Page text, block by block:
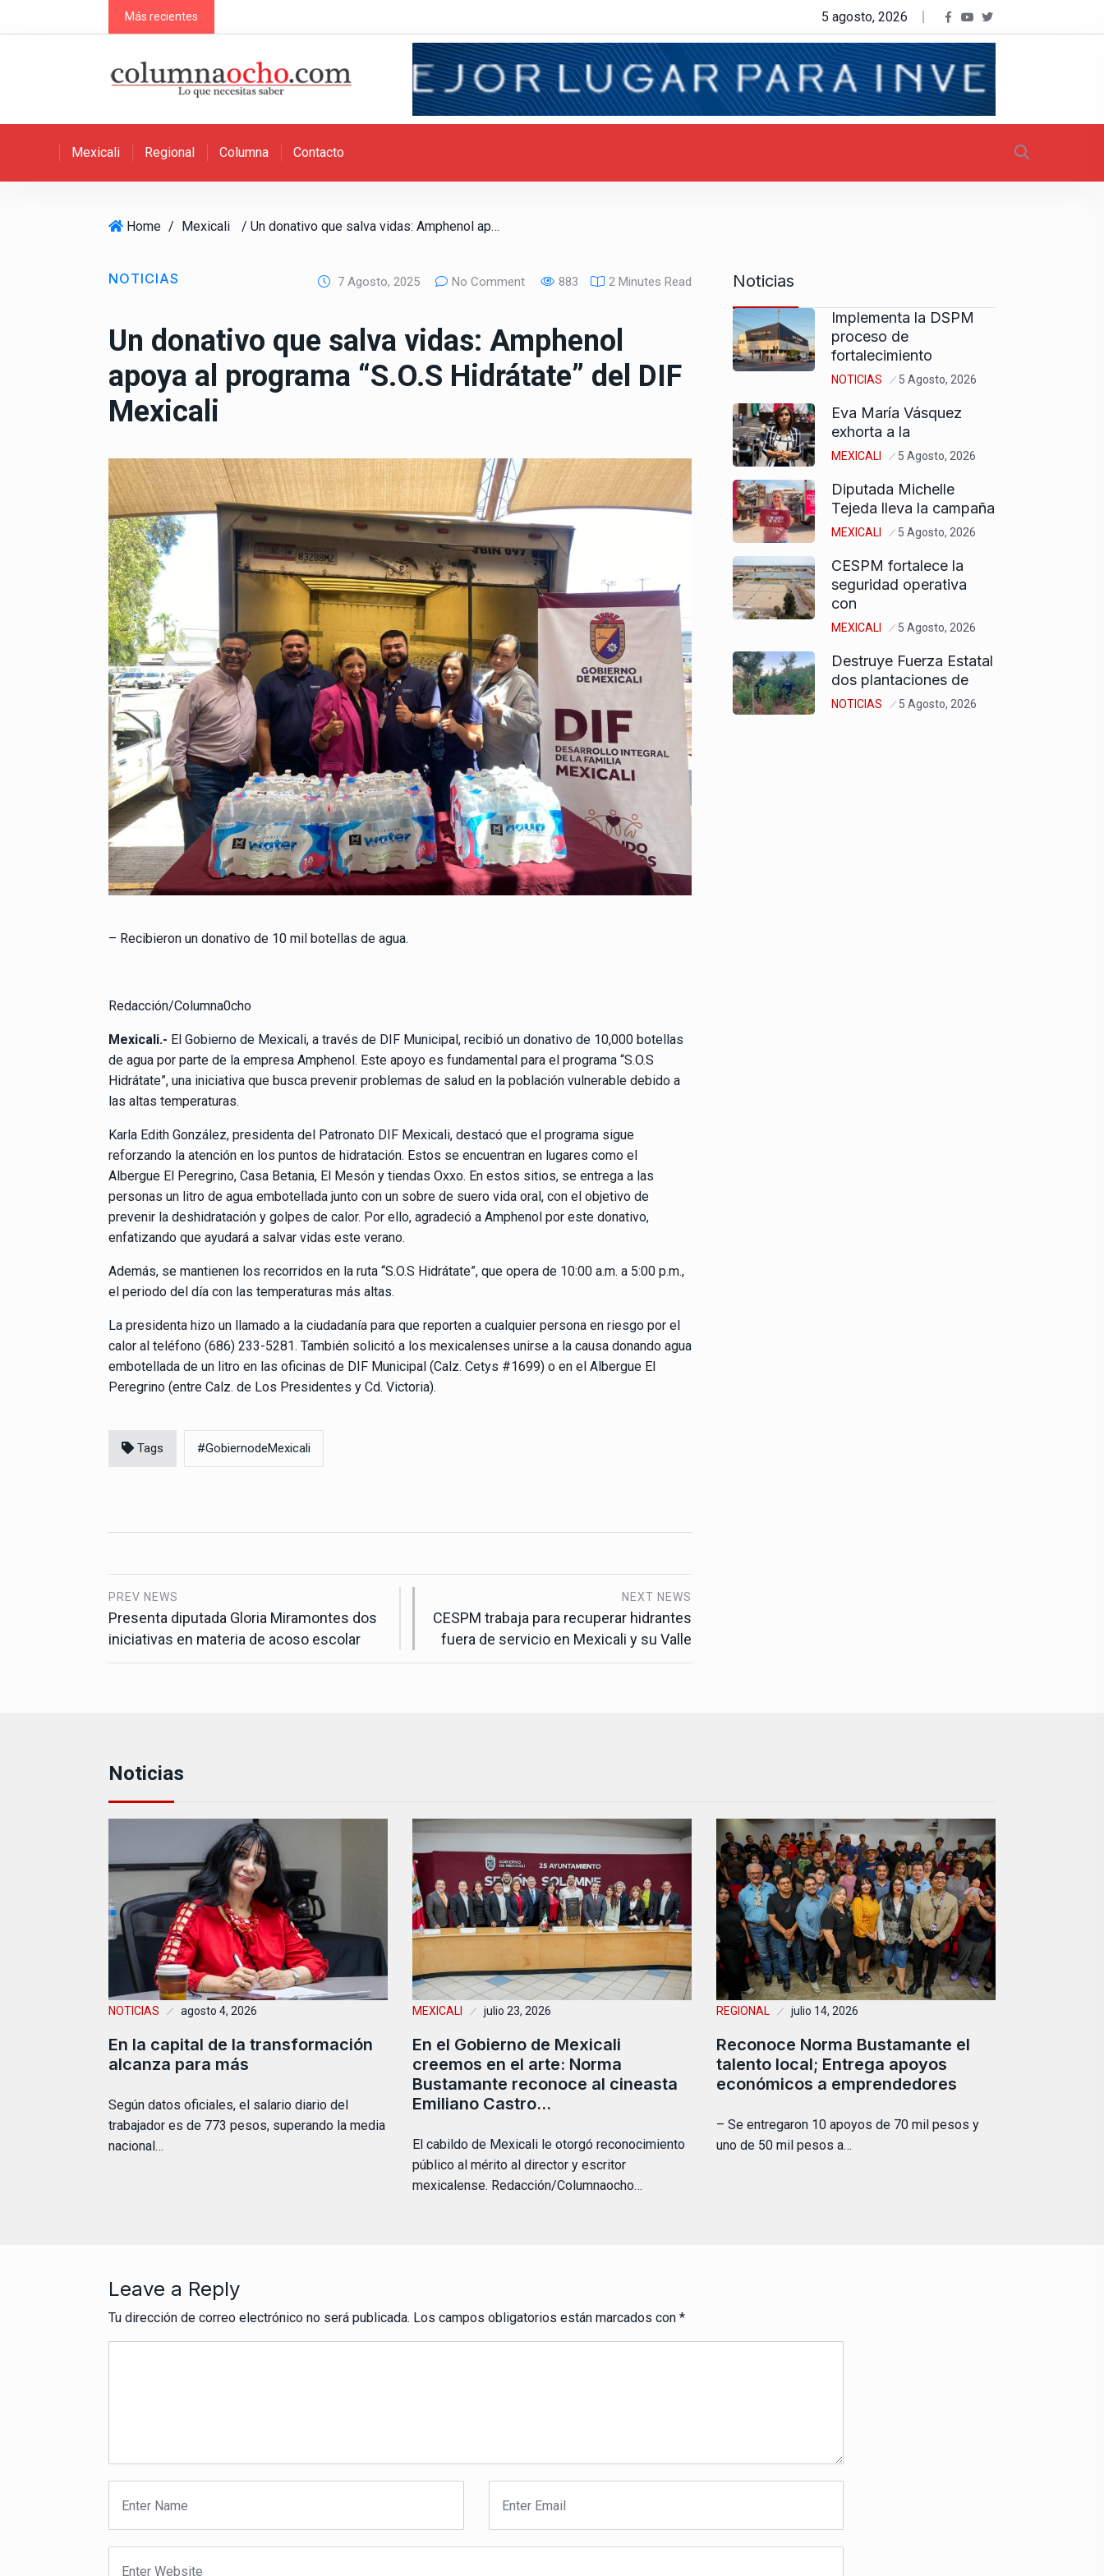
k
Más recientes 5 agosto, 2026
Mexicali Regional Columna Contacto
Home / Mexicali / Un donativo que salva vidas: Amphenol apoya al programa “S.O.S Hidrátate” del DIF Mexicali
NOTICIAS 7 Agosto, 2025 No Comment 883 2 Minutes Read
Un donativo que salva vidas: Amphenol
apoya al programa “S.O.S Hidrátate” del DIF
Mexicali
– Recibieron un donativo de 10 mil botellas de agua.
Redacción/Columna0cho
Mexicali.- El Gobierno de Mexicali, a través de DIF Municipal, recibió un donativo de 10,000 botellas
de agua por parte de la empresa Amphenol. Este apoyo es fundamental para el programa “S.O.S
Hidrátate”, una iniciativa que busca prevenir problemas de salud en la población vulnerable debido a
las altas temperaturas.
Karla Edith González, presidenta del Patronato DIF Mexicali, destacó que el programa sigue
reforzando la atención en los puntos de hidratación. Estos se encuentran en lugares como el
Albergue El Peregrino, Casa Betania, El Mesón y tiendas Oxxo. En estos sitios, se entrega a las
personas un litro de agua embotellada junto con un sobre de suero vida oral, con el objetivo de
prevenir la deshidratación y golpes de calor. Por ello, agradeció a Amphenol por este donativo,
enfatizando que ayudará a salvar vidas este verano.
Además, se mantienen los recorridos en la ruta “S.O.S Hidrátate”, que opera de 10:00 a.m. a 5:00 p.m.,
el periodo del día con las temperaturas más altas.
La presidenta hizo un llamado a la ciudadanía para que reporten a cualquier persona en riesgo por el
calor al teléfono (686) 233-5281. También solicitó a los mexicalenses unirse a la causa donando agua
embotellada de un litro en las oficinas de DIF Municipal (Calz. Cetys #1699) o en el Albergue El
Peregrino (entre Calz. de Los Presidentes y Cd. Victoria).
Tags #GobiernodeMexicali
PREV NEWS
Presenta diputada Gloria Miramontes dos
iniciativas en materia de acoso escolar
NEXT NEWS
CESPM trabaja para recuperar hidrantes
fuera de servicio en Mexicali y su Valle
Noticias
Implementa la DSPM
proceso de
fortalecimiento
NOTICIAS 5 Agosto, 2026
Eva María Vásquez
exhorta a la
MEXICALI 5 Agosto, 2026
Diputada Michelle
Tejeda lleva la campaña
MEXICALI 5 Agosto, 2026
CESPM fortalece la
seguridad operativa
con
MEXICALI 5 Agosto, 2026
Destruye Fuerza Estatal
dos plantaciones de
NOTICIAS 5 Agosto, 2026
Noticias
NOTICIAS agosto 4, 2026
En la capital de la transformación
alcanza para más
Según datos oficiales, el salario diario del
trabajador es de 773 pesos, superando la media
nacional…
MEXICALI julio 23, 2026
En el Gobierno de Mexicali
creemos en el arte: Norma
Bustamante reconoce al cineasta
Emiliano Castro…
El cabildo de Mexicali le otorgó reconocimiento
público al mérito al director y escritor
mexicalense. Redacción/Columnaocho…
REGIONAL julio 14, 2026
Reconoce Norma Bustamante el
talento local; Entrega apoyos
económicos a emprendedores
– Se entregaron 10 apoyos de 70 mil pesos y
uno de 50 mil pesos a…
Leave a Reply
Tu dirección de correo electrónico no será publicada. Los campos obligatorios están marcados con *